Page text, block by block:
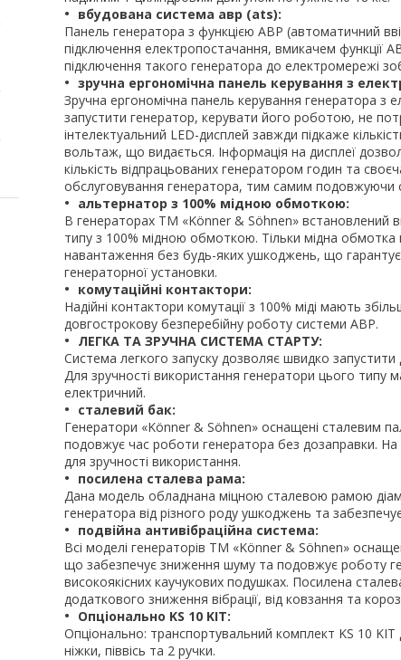
вбудована система авр (ats):
Панель генератора з функцією АВР (автоматичний
підключення електропостачання, вмикачем функції
підключення такого генератора до електромережі
зручна ергономічна панель керування з
Зручна ергономічна панель керування генератора з
запустити генератор, керувати його роботою, не
інтелектуальний LED-дисплей завжди підкаже
вольтаж, що видається. Інформація на дисплеї
кількість відпрацьованих генератором годин та
обслуговування генератора, тим самим подовжуючи
альтернатор з 100% мідною обмоткою:
В генераторах TM «Könner & Söhnen» встановлений
типу з 100% мідною обмоткою. Тільки мідна
навантаження без будь-яких ушкоджень, що
генераторної установки.
комутаційні контактори:
Надійні контактори комутації з 100% міді мають
довгострокову безперебійну роботу системи АВР.
ЛЕГКА ТА ЗРУЧНА СИСТЕМА СТАРТУ:
Система легкого запуску дозволяє швидко
Для зручності використання генератори цього типу
електричний.
сталевий бак:
Генератори «Könner & Söhnen» оснащені сталевим
подовжує час роботи генератора без дозаправки. На
для зручності використання.
посилена сталева рама:
Дана модель обладнана міцною сталевою рамою
генератора від різного роду ушкоджень та
подвійна антивібраційна система:
Всі моделі генераторів ТМ «Könner & Söhnen»
що забезпечує зниження шуму та подовжує роботу
високоякісних каучукових подушках. Посилена
додаткового зниження вібрації, від ковзання та
Опціонально KS 10 KIT:
Опціонально: транспортувальний комплект KS 10
ніжки, піввісь та 2 ручки.